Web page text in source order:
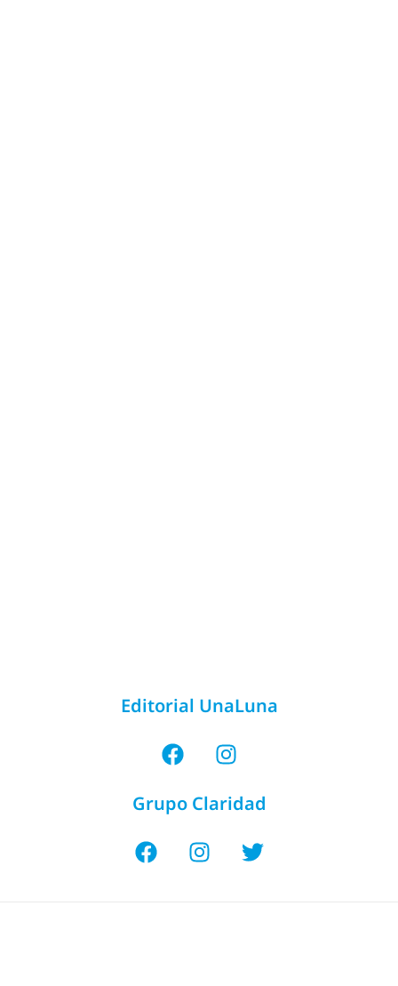
Editorial UnaLuna
Grupo Claridad